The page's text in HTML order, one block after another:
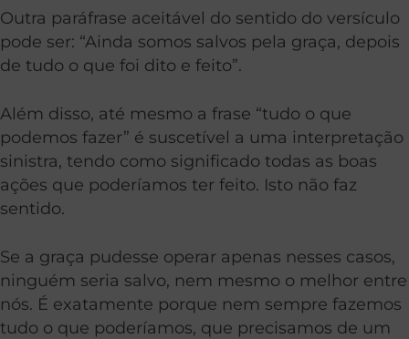
Outra paráfrase aceitável do sentido do versículo
pode ser: “Ainda somos salvos pela graça, depois
de tudo o que foi dito e feito”.
Além disso, até mesmo a frase “tudo o que
podemos fazer” é suscetível a uma interpretação
sinistra, tendo como significado todas as boas
ações que poderíamos ter feito. Isto não faz
sentido.
Se a graça pudesse operar apenas nesses casos,
ninguém seria salvo, nem mesmo o melhor entre
nós. É exatamente porque nem sempre fazemos
tudo o que poderíamos, que precisamos de um